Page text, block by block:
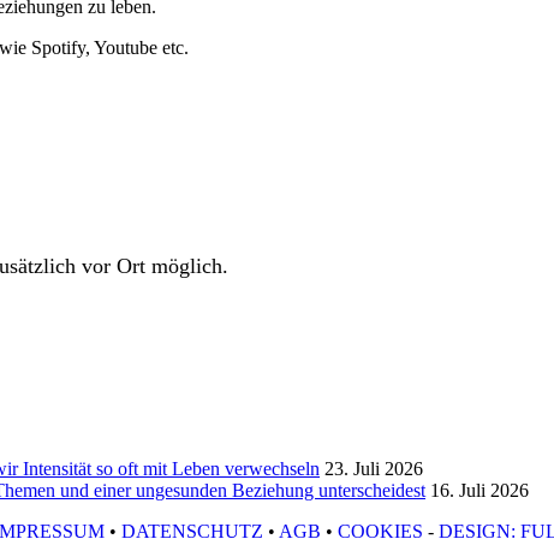
zu leben.
Spotify, Youtube etc.
vor Ort möglich.
Intensität so oft mit Leben verwechseln 23. Juli 2026
und einer ungesunden Beziehung unterscheidest 16. Juli 2026
• DATENSCHUTZ • AGB • COOKIES - DESIGN: